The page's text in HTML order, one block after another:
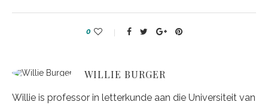
0
WILLIE BURGER
Willie is professor in letterkunde aan die Universiteit van